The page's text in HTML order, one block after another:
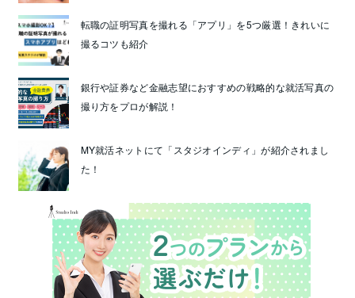
転職の証明写真を撮れる「アプリ」を5つ厳選！きれいに
撮るコツも紹介
銀行や証券など金融志望におすすめの戦略的な就活写真の
撮り方をプロが解説！
MY就活ネットにて「スタジオインディ」が紹介されまし
た！